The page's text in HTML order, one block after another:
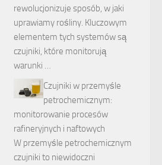
rewolucjonizuje sposób, w jaki
uprawiamy rośliny. Kluczowym
elementem tych systemów są
czujniki, które monitorują
warunki …
Czujniki w przemyśle
petrochemicznym:
monitorowanie procesów
rafineryjnych i naftowych
W przemyśle petrochemicznym
czujniki to niewidoczni